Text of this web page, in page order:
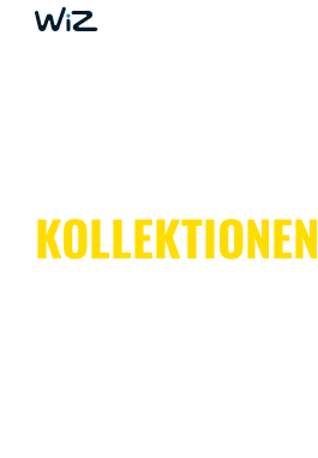
KOLLEKTIONEN